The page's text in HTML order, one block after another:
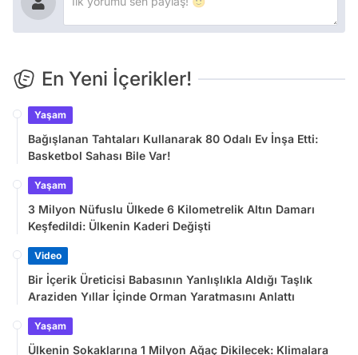
En Yeni İçerikler!
Yaşam
Bağışlanan Tahtaları Kullanarak 80 Odalı Ev İnşa Etti:
Basketbol Sahası Bile Var!
Yaşam
3 Milyon Nüfuslu Ülkede 6 Kilometrelik Altın Damarı
Keşfedildi: Ülkenin Kaderi Değişti
Video
Bir İçerik Üreticisi Babasının Yanlışlıkla Aldığı Taşlık
Araziden Yıllar İçinde Orman Yaratmasını Anlattı
Yaşam
Ülkenin Sokaklarına 1 Milyon Ağaç Dikilecek: Klimalara